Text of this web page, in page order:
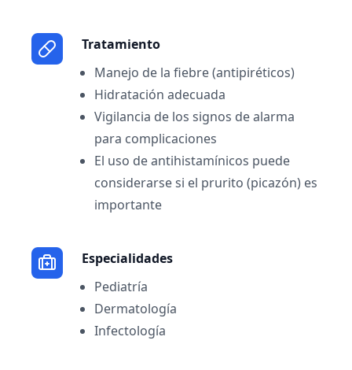
Tratamiento
Manejo de la fiebre (antipiréticos)
Hidratación adecuada
Vigilancia de los signos de alarma
para complicaciones
El uso de antihistamínicos puede
considerarse si el prurito (picazón) es
importante
Especialidades
Pediatría
Dermatología
Infectología